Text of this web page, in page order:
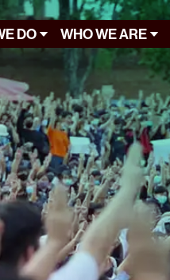
DO WHO WE ARE